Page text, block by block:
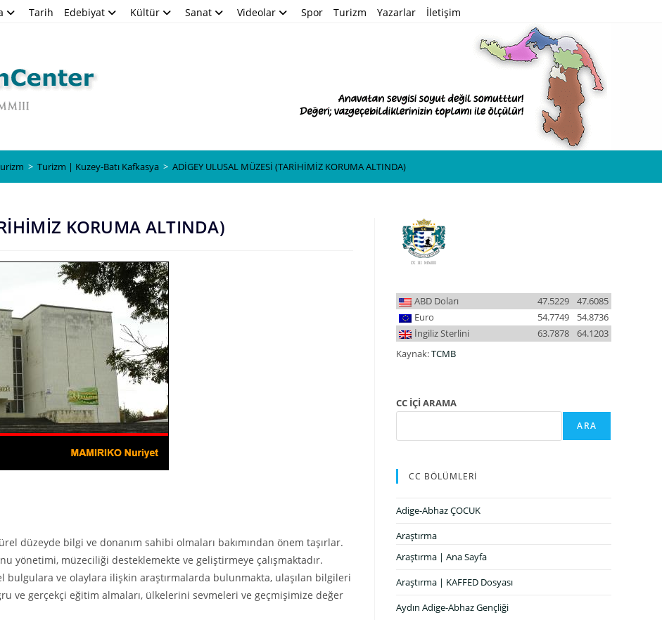
Tarih Edebiyat Kültür Sanat Videolar Spor Turizm Yazarlar İletişim
> Turizm | Kuzey-Batı Kafkasya > ADİGEY ULUSAL MÜZESİ (TARİHİMİZ KORUMA ALTINDA)
KORUMA ALTINDA)
düzeyde bilgi ve donanım sahibi olmaları bakımından önem taşırlar.
yönetimi, müzeciliği desteklemekte ve geliştirmeye çalışmaktadır.
ve olaylara ilişkin araştırmalarda bulunmakta, ulaşılan bilgileri
ve gerçekçi eğitim almaları, ülkelerini sevmeleri ve geçmişimize değer
ABD Doları 47.6085
47.5229
Euro
54.8736
54.7749
İngiliz Sterlini
64.1203
63.7878
Kaynak:TCMB
CC İÇİ ARAMA
ARA
CC BÖLÜMLERİ
Adige-Abhaz ÇOCUK
Araştırma
Araştırma | Ana Sayfa
Araştırma | KAFFED Dosyası
Aydın Adige-Abhaz Gençliği